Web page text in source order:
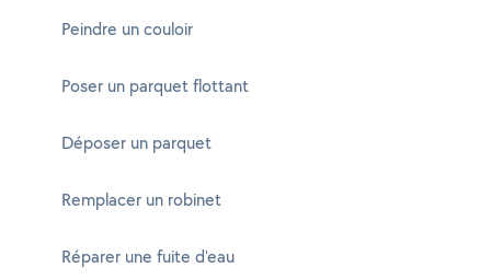
Peindre un couloir
Poser un parquet flottant
Déposer un parquet
Remplacer un robinet
Réparer une fuite d'eau